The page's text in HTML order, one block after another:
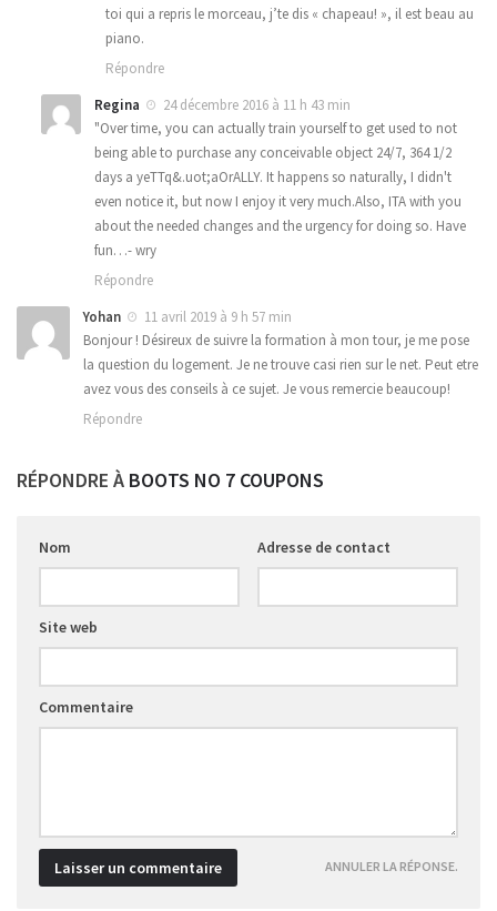
toi qui a repris le morceau, j’te dis « chapeau! », il est beau au
piano.
Répondre
Regina
24 décembre 2016 à 11 h 43 min
"Over time, you can actually train yourself to get used to not
being able to purchase any conceivable object 24/7, 364 1/2
days a yeTTq&.uot;aOrALLY. It happens so naturally, I didn't
even notice it, but now I enjoy it very much.Also, ITA with you
about the needed changes and the urgency for doing so. Have
fun…- wry
Répondre
Yohan
11 avril 2019 à 9 h 57 min
Bonjour ! Désireux de suivre la formation à mon tour, je me pose
la question du logement. Je ne trouve casi rien sur le net. Peut etre
avez vous des conseils à ce sujet. Je vous remercie beaucoup!
Répondre
RÉPONDRE À BOOTS NO 7 COUPONS
ANNULER LA RÉPONSE.
Nom Adresse de contact
Site web
Commentaire